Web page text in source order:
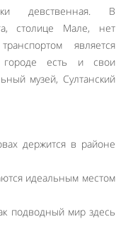
девственная. В
столице Мале, нет
является
есть и свои
музей, Султанский
держится в районе
идеальным местом
подводный мир здесь